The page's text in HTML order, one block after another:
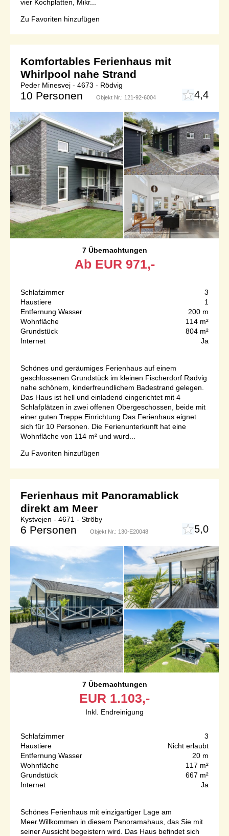
vier Kochplatten, Mikr...
Zu Favoriten hinzufügen
Komfortables Ferienhaus mit
Whirlpool nahe Strand
Peder Minesvej - 4673 - Rödvig
10 Personen Objekt Nr.: 121-92-6004 4,4
7 Übernachtungen
Ab EUR 971,-
Schlafzimmer
3
Haustiere
1
Entfernung Wasser
200 m
Wohnfläche
114 m²
Grundstück
804 m²
Internet
Ja
Schönes und geräumiges Ferienhaus auf einem
geschlossenen Grundstück im kleinen Fischerdorf Rødvig
nahe schönem, kinderfreundlichem Badestrand gelegen.
Das Haus ist hell und einladend eingerichtet mit 4
Schlafplätzen in zwei offenen Obergeschossen, beide mit
einer guten Treppe.Einrichtung Das Ferienhaus eignet
sich für 10 Personen. Die Ferienunterkunft hat eine
Wohnfläche von 114 m² und wurd...
Zu Favoriten hinzufügen
Ferienhaus mit Panoramablick
direkt am Meer
Kystvejen - 4671 - Ströby
6 Personen Objekt Nr.: 130-E20048 5,0
7 Übernachtungen
EUR 1.103,-
Inkl. Endreinigung
Schlafzimmer
3
Haustiere
Nicht erlaubt
Entfernung Wasser
20 m
Wohnfläche
117 m²
Grundstück
667 m²
Internet
Ja
Schönes Ferienhaus mit einzigartiger Lage am
Meer.Willkommen in diesem Panoramahaus, das Sie mit
seiner Aussicht begeistern wird. Das Haus befindet sich